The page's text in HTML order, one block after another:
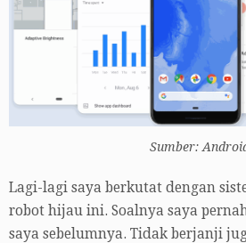
Sumber:
Lagi-lagi saya berkutat dengan
robot hijau ini. Soalnya saya
saya sebelumnya. Tidak berjanji